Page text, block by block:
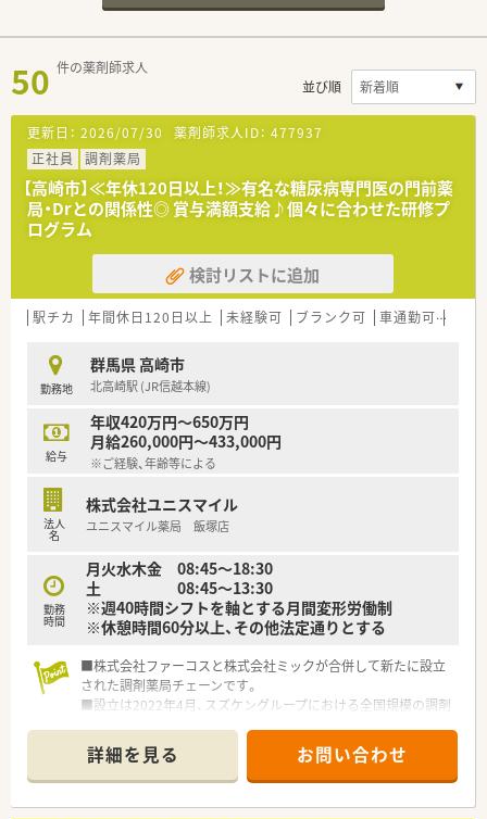
50 件の薬剤師求人
並び順
更新日： 2026/07/30 薬剤師求人ID： 477937
正社員
調剤薬局
【高崎市】≪年休120日以上！≫有名な糖尿病専門医の門前薬
局・Drとの関係性◎ 賞与満額支給♪個々に合わせた研修プ
ログラム
検討リストに追加
駅チカ 年間休日120日以上 未経験可 ブランク可 車通勤可
勤務地
群馬県 高崎市
北高崎駅 (JR信越本線)
給与
年収420万円～650万円
月給260,000円～433,000円
※ご経験、年齢等による
法人
名
株式会社ユニスマイル
ユニスマイル薬局 飯塚店
勤務
時間
月火水木金 08:45～18:30
土 08:45～13:30
※週40時間シフトを軸とする月間変形労働制
※休憩時間60分以上、その他法定通りとする
■株式会社ファーコスと株式会社ミックが合併して新たに設立
された調剤薬局チェーンです。
■設立は2022年4月、スズケングループにおける全国規模の調剤
■2社が培ってきたノウハウと企業の良さを融合し、より安定し
た経営基盤から、成長スピードを加速させていきます。
■コーポレートメッセージは「あなたに今、わたしができるこ
と」。
詳細を見る お問い合わせ